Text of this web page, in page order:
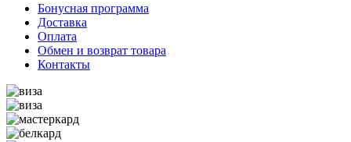
Бонусная программа
Доставка
Оплата
Обмен и возврат товара
Контакты